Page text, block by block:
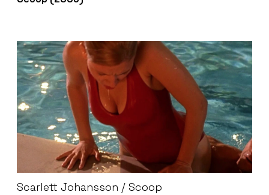
Scarlett Johansson / Scoop